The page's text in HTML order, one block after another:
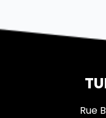
Rue